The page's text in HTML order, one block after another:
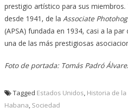
prestigio artístico para sus
desde 1941, de la Associate
(APSA) fundada en 1934, casi a la par
una de las más prestigiosas
Foto de portada: Tomás Padró
Tagged Estados Unidos, Historia de
Habana, Sociedad